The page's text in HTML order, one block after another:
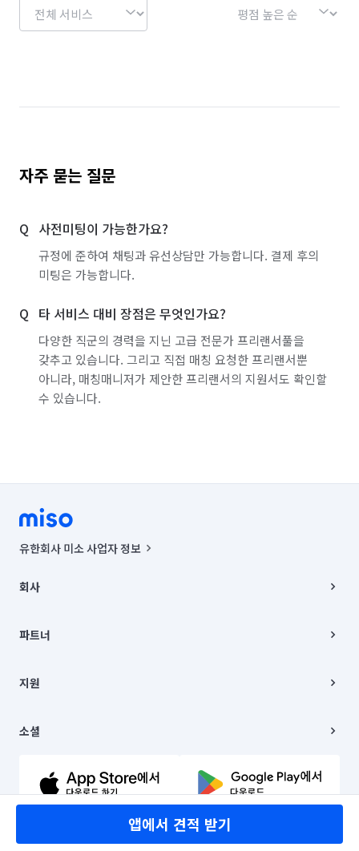
자주 묻는 질문
사전미팅이 가능한가요?
규정에 준하여 채팅과 유선상담만 가능합니다. 결제 후의
미팅은 가능합니다.
타 서비스 대비 장점은 무엇인가요?
다양한 직군의 경력을 지닌 고급 전문가 프리랜서풀을
갖추고 있습니다. 그리고 직접 매칭 요청한 프리랜서뿐
아니라, 매칭매니저가 제안한 프리랜서의 지원서도 확인할
수 있습니다.
앱에서 견적 받기
유한회사 미소 사업자 정보
00019 |
주소 | 본사: 서울특별시 종로구 율곡로 6(중학동, 트윈트리빌딩) B동 5층
컨택센터 : 서울특별시 종로구 수송동 율곡로 24, 7층, 8층 미소
상품, 상품정보, 거래에 관한 의무와 책임은 거래당사자에게 있습니다.
언론 보도 관련 문의:
© 유한회사 미소. Miso, Inc. All Rights Reserved.
회사
채용
파트너
이사
지원
이용약관
문의하기
소셜
유튜브